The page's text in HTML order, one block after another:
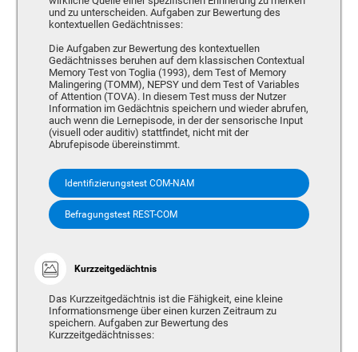
und zu unterscheiden. Aufgaben zur Bewertung des
kontextuellen Gedächtnisses:
Die Aufgaben zur Bewertung des kontextuellen
Gedächtnisses beruhen auf dem klassischen Contextual
Memory Test von Toglia (1993), dem Test of Memory
Malingering (TOMM), NEPSY und dem Test of Variables
of Attention (TOVA). In diesem Test muss der Nutzer
Information im Gedächtnis speichern und wieder abrufen,
auch wenn die Lernepisode, in der der sensorische Input
(visuell oder auditiv) stattfindet, nicht mit der
Abrufepisode übereinstimmt.
Identifizierungstest COM-NAM
Befragungstest REST-COM
Kurzzeitgedächtnis
Das Kurzzeitgedächtnis ist die Fähigkeit, eine kleine
Informationsmenge über einen kurzen Zeitraum zu
speichern. Aufgaben zur Bewertung des
Kurzzeitgedächtnisses: